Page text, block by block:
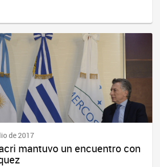
de 2017
mantuvo un encuentro con